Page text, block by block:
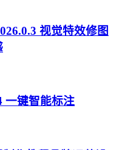
视觉特效修图
一键智能标注